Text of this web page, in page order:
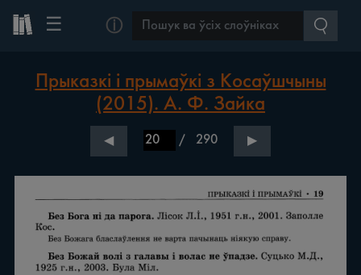
☰ ⓘ
Прыказкі і прымаўкі з Косаўшчыны
(2015). А. Ф. Зайка
◀ / 290 ▶